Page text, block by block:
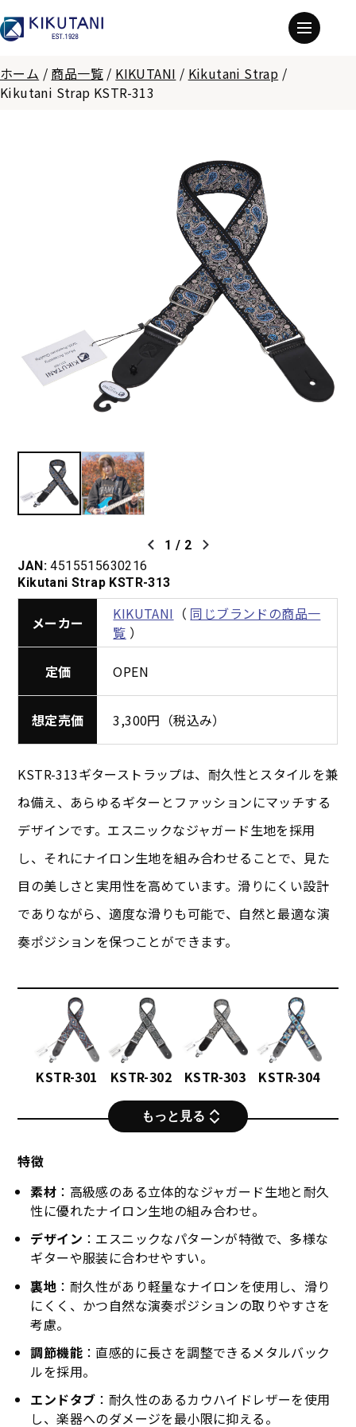
ホーム / 商品一覧 / KIKUTANI / Kikutani Strap /
Kikutani Strap KSTR-313
1 / 2
JAN: 4515515630216
Kikutani Strap KSTR-313
メーカー KIKUTANI （ 同じブランドの商品一
覧 ）
定価 OPEN
想定売価 3,300円（税込み）
KSTR-313ギターストラップは、耐久性とスタイルを兼
ね備え、あらゆるギターとファッションにマッチする
デザインです。エスニックなジャガード生地を採用
し、それにナイロン生地を組み合わせることで、見た
目の美しさと実用性を高めています。滑りにくい設計
でありながら、適度な滑りも可能で、自然と最適な演
奏ポジションを保つことができます。
もっと見る
KSTR-301 KSTR-302 KSTR-303 KSTR-304
KSTR-305 KSTR-306 KSTR-307 KSTR-308
特徴
素材 ：高級感のある立体的なジャガード生地と耐久
性に優れたナイロン生地の組み合わせ。
デザイン ：エスニックなパターンが特徴で、多様な
ギターや服装に合わせやすい。
裏地 ：耐久性があり軽量なナイロンを使用し、滑り
にくく、かつ自然な演奏ポジションの取りやすさを
考慮。
調節機能 ：直感的に長さを調整できるメタルバック
ルを採用。
エンドタブ ：耐久性のあるカウハイドレザーを使用
し、楽器へのダメージを最小限に抑える。